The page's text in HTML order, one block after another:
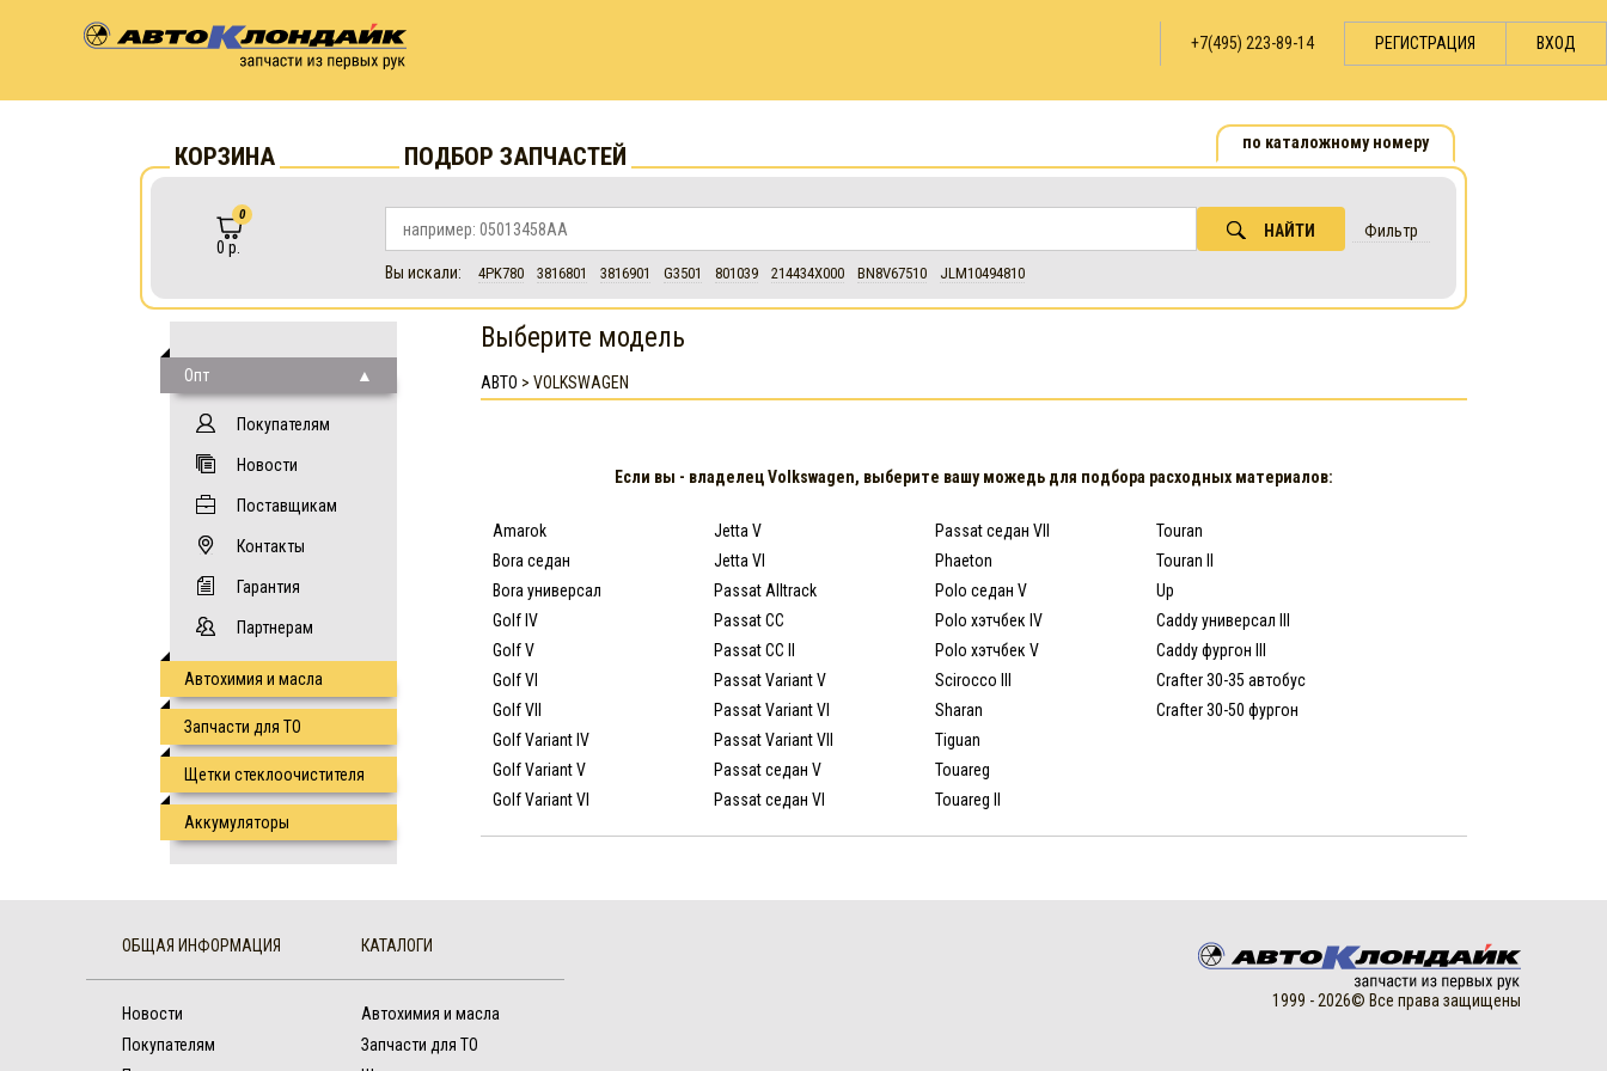
+7(495) 223-89-14 РЕГИСТРАЦИЯ ВХОД
КОРЗИНА ПОДБОР ЗАПЧАСТЕЙ по каталожному номеру
0
0 р.
НАЙТИ Фильтр
Вы искали: 4PK780 3816801 3816901 G3501 801039 214434X000 BN8V67510 JLM10494810
Опт
Покупателям
Новости
Поставщикам
Контакты
Гарантия
Партнерам
Автохимия и масла
Запчасти для ТО
Щетки стеклоочистителя
Аккумуляторы
Выберите модель
АВТО > VOLKSWAGEN
Если вы - владелец Volkswagen, выберите вашу можедь для подбора расходных материалов:
Amarok
Bora седан
Bora универсал
Golf IV
Golf V
Golf VI
Golf VII
Golf Variant IV
Golf Variant V
Golf Variant VI
Jetta V
Jetta VI
Passat Alltrack
Passat CC
Passat CC II
Passat Variant V
Passat Variant VI
Passat Variant VII
Passat седан V
Passat седан VI
Passat седан VII
Phaeton
Polo седан V
Polo хэтчбек IV
Polo хэтчбек V
Scirocco III
Sharan
Tiguan
Touareg
Touareg II
Touran
Touran II
Up
Caddy универсал III
Caddy фургон III
Crafter 30-35 автобус
Crafter 30-50 фургон
ОБЩАЯ ИНФОРМАЦИЯ
Новости
Покупателям
КАТАЛОГИ
Автохимия и масла
Запчасти для ТО
1999 - 2026© Все права защищены